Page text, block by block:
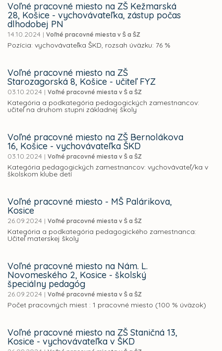
Voľné pracovné miesto na ZŠ Kežmarská
28, Košice - vychovávateľka, zástup počas
dlhodobej PN
14.10.2024 | Voľné pracovné miesta v Š a ŠZ
Pozícia: vychovávateľka ŠKD, rozsah úväzku: 76 %
Voľné pracovné miesto na ZŠ
Starozagorská 8, Košice - učiteľ FYZ
03.10.2024 | Voľné pracovné miesta v Š a ŠZ
Kategória a podkategória pedagogických zamestnancov:
učiteľ na druhom stupni základnej školy
Voľné pracovné miesto na ZŠ Bernolákova
16, Košice - vychovávateľka ŠKD
03.10.2024 | Voľné pracovné miesta v Š a ŠZ
Kategória pedagogických zamestnancov: vychovávateľ/ka v
školskom klube detí
Voľné pracovné miesto - MŠ Palárikova,
Kosice
26.09.2024 | Voľné pracovné miesta v Š a ŠZ
Kategória a podkategória pedagogického zamestnanca:
Učiteľ materskej školy
Voľné pracovné miesto na Nám. L.
Novomeského 2, Kosice - školský
špeciálny pedagóg
26.09.2024 | Voľné pracovné miesta v Š a ŠZ
Počet pracovných miest : 1 pracovné miesto (100 % úväzok)
Voľné pracovné miesto na ZŠ Staničná 13,
Kosice - vychovávateľka v ŠKD